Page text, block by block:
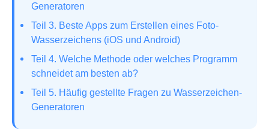
Generatoren
Teil 3. Beste Apps zum Erstellen eines Foto-
Wasserzeichens (iOS und Android)
Teil 4. Welche Methode oder welches Programm
schneidet am besten ab?
Teil 5. Häufig gestellte Fragen zu Wasserzeichen-
Generatoren